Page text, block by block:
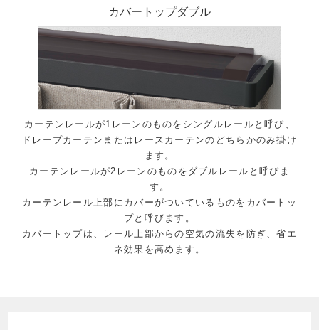
カバートップダブル
カーテンレールが1レーンのものをシングルレールと呼び、
ドレープカーテンまたはレースカーテンのどちらかのみ掛け
ます。
カーテンレールが2レーンのものをダブルレールと呼びま
す。
カーテンレール上部にカバーがついているものをカバートッ
プと呼びます。
カバートップは、レール上部からの空気の流失を防ぎ、省エ
ネ効果を高めます。